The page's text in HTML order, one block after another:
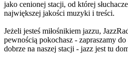
jako cenionej stacji, od której
największej jakości muzyki i treści.
Jeżeli jesteś miłośnikiem jazzu,
pewnością pokochasz - zapraszamy
dobrze na naszej stacji - jazz jest tu